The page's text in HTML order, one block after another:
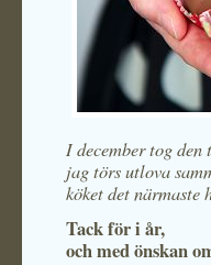
I december tog
jag törs utlova
köket det närmaste
Tack för i år,
och med önskan